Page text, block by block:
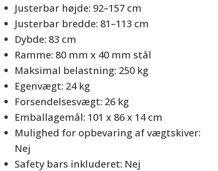
Justerbar højde: 92–157 cm
Justerbar bredde: 81–113 cm
Dybde: 83 cm
Ramme: 80 mm x 40 mm stål
Maksimal belastning: 250 kg
Egenvægt: 24 kg
Forsendelsesvægt: 26 kg
Emballagemål: 101 x 86 x 14 cm
Mulighed for opbevaring af vægtskiver:
Nej
Safety bars inkluderet: Nej